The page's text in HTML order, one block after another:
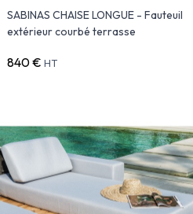
SABINAS CHAISE LONGUE - Fauteuil
extérieur courbé terrasse
840 € HT